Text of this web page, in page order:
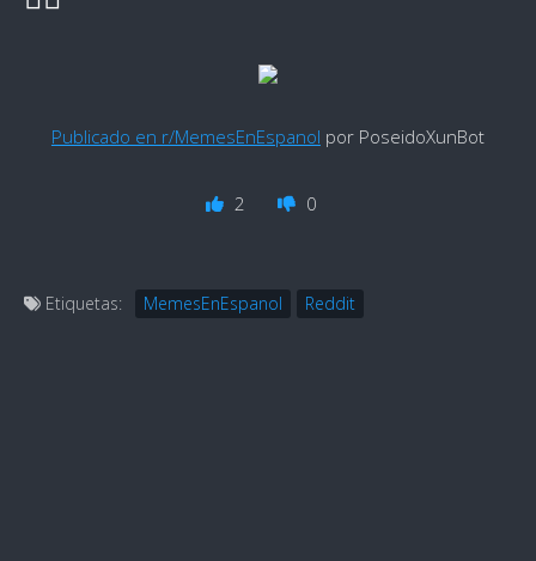
Publicado en r/MemesEnEspanol por PoseidoXunBot
2 0
Etiquetas: MemesEnEspanol Reddit